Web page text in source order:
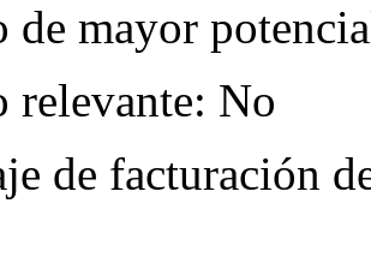
de mayor
relevante: No
de facturación